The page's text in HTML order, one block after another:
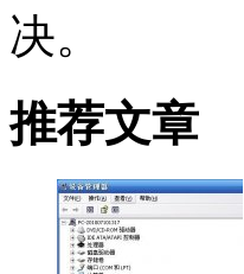
决。
推荐文章